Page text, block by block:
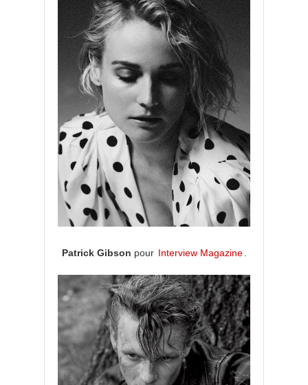
Patrick Gibson pour Interview Magazine